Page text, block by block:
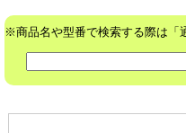
※商品名や型番で検索する際は「